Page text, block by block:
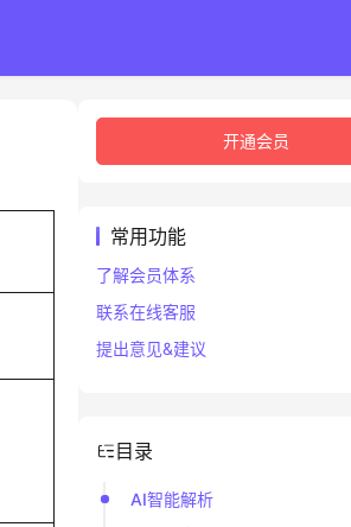
开通会员
常用功能
了解会员体系
联系在线客服
提出意见&建议
目录
AI智能解析